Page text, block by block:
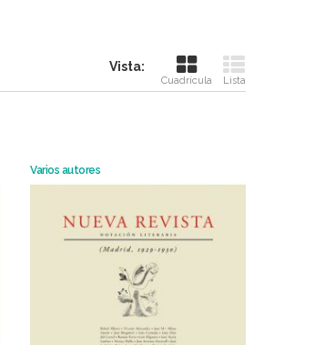
Vista:
Cuadrícula Lista
Varios autores